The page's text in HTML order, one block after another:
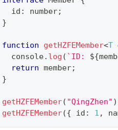
  id
: number;
}
function getHZFEMember<T
console. log ( ` ID: ${
return member;
}
getHZFEMember( "QingZhen" )
getHZFEMember({ id : 1 ,